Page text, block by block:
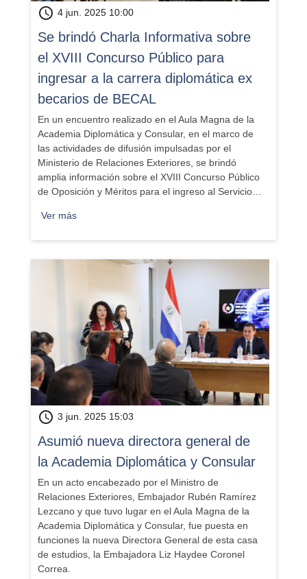
schedule 4 jun. 2025 10:00
Se brindó Charla Informativa sobre
el XVIII Concurso Público para
ingresar a la carrera diplomática ex
becarios de BECAL
En un encuentro realizado en el Aula Magna de la
Academia Diplomática y Consular, en el marco de
las actividades de difusión impulsadas por el
Ministerio de Relaciones Exteriores, se brindó
amplia información sobre el XVIII Concurso Público
de Oposición y Méritos para el ingreso al Servicio…
Ver más
schedule 3 jun. 2025 15:03
Asumió nueva directora general de
la Academia Diplomática y Consular
En un acto encabezado por el Ministro de
Relaciones Exteriores, Embajador Rubén Ramírez
Lezcano y que tuvo lugar en el Aula Magna de la
Academia Diplomática y Consular, fue puesta en
funciones la nueva Directora General de esta casa
de estudios, la Embajadora Liz Haydee Coronel
Correa.